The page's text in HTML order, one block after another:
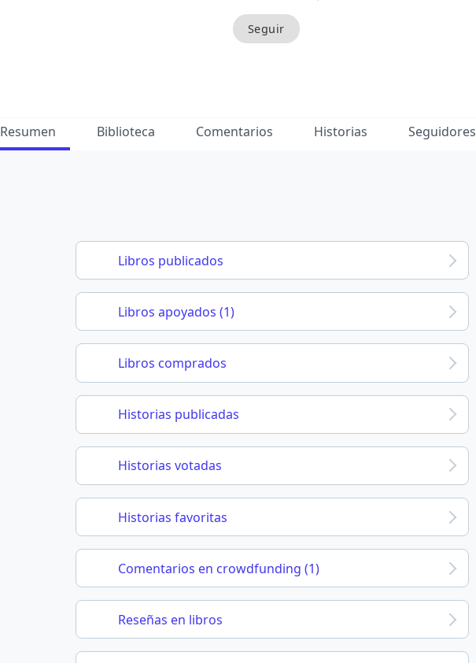
Resumen Biblioteca Comentarios Historias Seguidores
Libros publicados
Libros apoyados (1)
Libros comprados
Historias publicadas
Historias votadas
Historias favoritas
Comentarios en crowdfunding (1)
Reseñas en libros